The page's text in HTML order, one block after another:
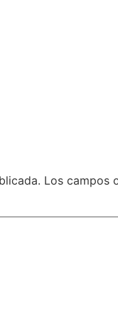
Los campos